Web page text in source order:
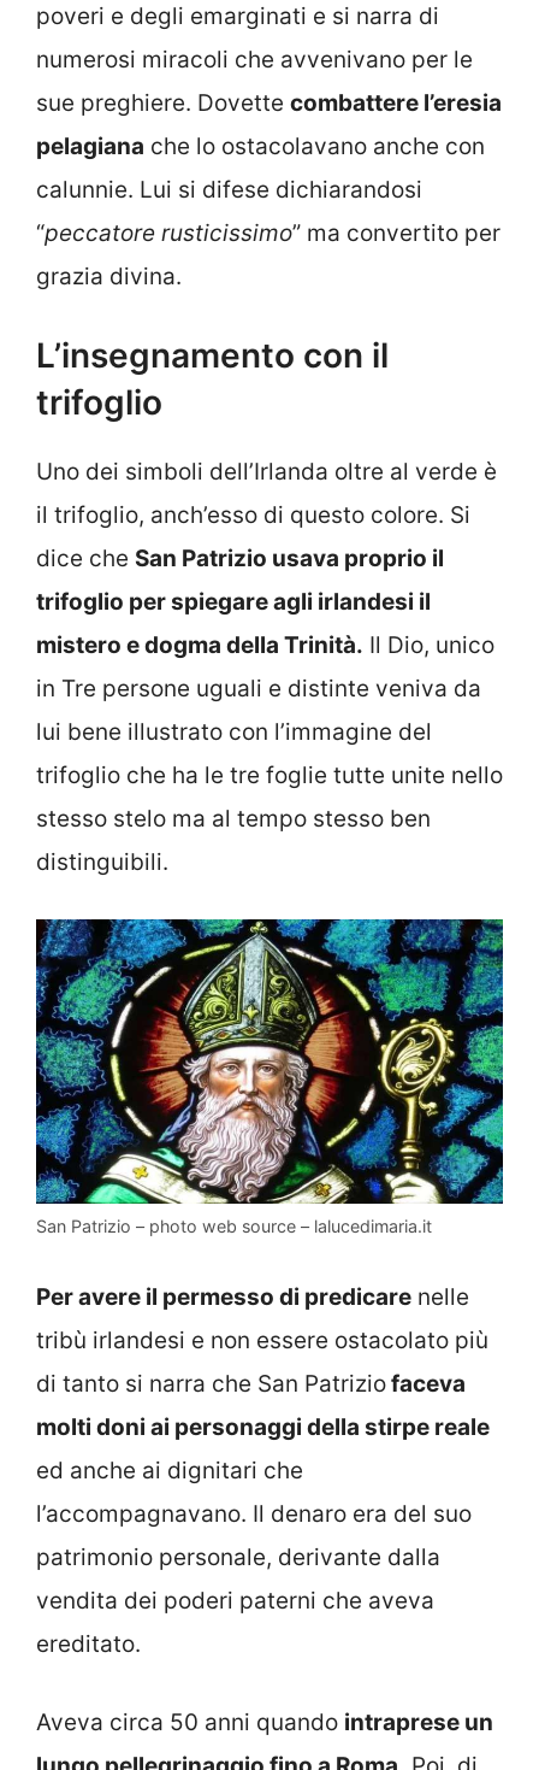
poveri e degli emarginati e si narra di
numerosi miracoli che avvenivano per le
sue preghiere. Dovette combattere l’eresia
pelagiana che lo ostacolavano anche con
calunnie. Lui si difese dichiarandosi
“peccatore rusticissimo” ma convertito per
grazia divina.
L’insegnamento con il
trifoglio
Uno dei simboli dell’Irlanda oltre al verde è
il trifoglio, anch’esso di questo colore. Si
dice che San Patrizio usava proprio il
trifoglio per spiegare agli irlandesi il
mistero e dogma della Trinità. Il Dio, unico
in Tre persone uguali e distinte veniva da
lui bene illustrato con l’immagine del
trifoglio che ha le tre foglie tutte unite nello
stesso stelo ma al tempo stesso ben
distinguibili.
San Patrizio – photo web source – lalucedimaria.it
Per avere il permesso di predicare nelle
tribù irlandesi e non essere ostacolato più
di tanto si narra che San Patriziofaceva
molti doni ai personaggi della stirpe reale
ed anche ai dignitari che
l’accompagnavano. Il denaro era del suo
patrimonio personale, derivante dalla
vendita dei poderi paterni che aveva
ereditato.
Aveva circa 50 anni quando intraprese un